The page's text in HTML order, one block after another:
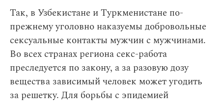
Так, в Узбекистане и Туркменистане по-
прежнему уголовно наказуемы добровольные
сексуальные контакты мужчин с мужчинами.
Во всех странах региона секс-работа
преследуется по закону, а за разовую дозу
вещества зависимый человек может угодить
за решетку. Для борьбы с эпидемией